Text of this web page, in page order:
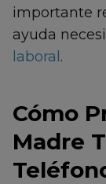
importante
ayuda
laboral.
Cómo
Madre